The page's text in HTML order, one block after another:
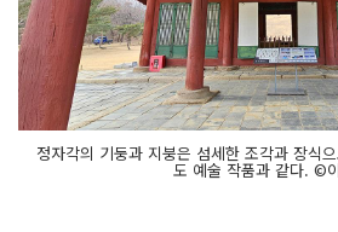
정자각의 기둥과 지붕은 섬세한 조각과 장식
도 예술 작품과 같다. ©